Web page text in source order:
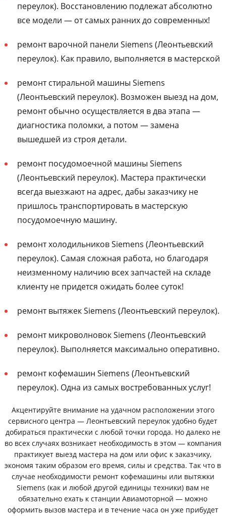
переулок). Восстановлению подлежат абсолютно
все модели — от самых ранних до современных!
ремонт варочной панели Siemens (Леонтьевский
переулок). Как правило, выполняется в мастерской
ремонт стиральной машины Siemens
(Леонтьевский переулок). Возможен выезд на дом,
ремонт обычно осуществляется в два этапа —
диагностика поломки, а потом — замена
вышедшей из строя детали.
ремонт посудомоечной машины Siemens
(Леонтьевский переулок). Мастера практически
всегда выезжают на адрес, дабы заказчику не
пришлось транспортировать в мастерскую
посудомоечную машину.
ремонт холодильников Siemens (Леонтьевский
переулок). Самая сложная работа, но благодаря
неизменному наличию всех запчастей на складе
клиенту не придется ожидать более суток!
ремонт вытяжек Siemens (Леонтьевский переулок).
ремонт микроволновок Siemens (Леонтьевский
переулок). Выполняется максимально оперативно.
ремонт кофемашин Siemens (Леонтьевский
переулок). Одна из самых востребованных услуг!
Акцентируйте внимание на удачном расположении этого
сервисного центра — Леонтьевский переулок удобно будет
добираться практически с любой точки города. Но далеко не
во всех случаях возникает необходимость в этом — компания
практикует выезд мастера на дом или офис к заказчику,
экономя таким образом его время, силы и средства. Так что в
случае необходимости ремонт кофемашины или вытяжки
Siemens (как и любой другой единицы техники) вам не
обязательно ехать к станции Авиамоторной — можно
оформить вызов мастера и в течение часа он уже прибудет